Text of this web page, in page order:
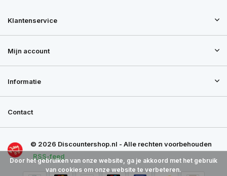
Klantenservice
Mijn account
Informatie
Contact
© 2026 Discountershop.nl - Alle rechten voorbehouden
RSS-feed
Door het gebruiken van onze website, ga je akkoord met het gebruik
van cookies om onze website te verbeteren.